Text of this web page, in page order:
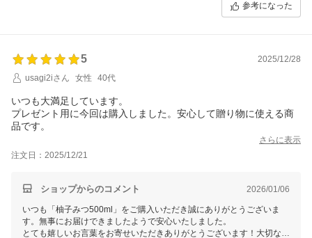
参考になった
5
2025/12/28
usagi2iさん
女性 40代
いつも大満足しています。
プレゼント用に今回は購入しました。安心して贈り物に使える商
品です。
さらに表示
注文日：2025/12/21
ショップからのコメント 2026/01/06
いつも「柚子みつ500ml」をご購入いただき誠にありがとうございま
す。無事にお届けできましたようで安心いたしました。
とても嬉しいお言葉をお寄せいただきありがとうございます！大切な方